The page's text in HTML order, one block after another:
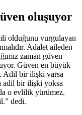
oluşuyor
olduğunu vurgulayan
Adalet aileden
zaman güven
Güven en büyük
Adil bir ilişki varsa
adil bir ilişki yoksa
o evlilik yürümez.
dedi.